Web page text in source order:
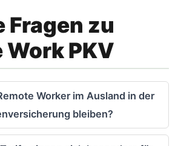
Fragen zu
Work PKV
Worker im Ausland in der
bleiben?